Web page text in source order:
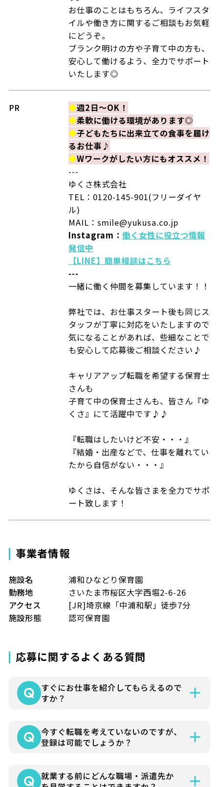
お仕事のことはもちろん、ライフスタ
イルや働き方に関するご相談もお気軽
にどうぞ。
ブランク明けの方や子育て中の方も、
安心して働けるよう、全力でサポート
いたします◎
PR ◆週2日～OK！
◆柔軟に働ける環境があります◎
◆子どもたちに出来立ての食事を届け
るお仕事♪
◆Wワークがしたい方にもオススメ！
---
ゆくさ株式会社
TEL：0120-145-901(フリーダイヤ
ル)
MAIL：smile@yukusa.co.jp
Instagram： 働く女性に役立つ情報
発信中
【LINE】簡単相談はこちら
---
一緒に働く仲間を募集しています！！
弊社では、お仕事スタート後も同じス
タッフが丁寧に対応をいたしますので
気になることがあれば、些細なことで
も安心して応募後ご相談ください♪
キャリアアップ転職を希望する保育士
さんも
子育て中の保育士さんも、皆さん『ゆ
くさ』にて活躍中です♪♪
『転職はしたいけど不安・・・』
『結婚・出産などで、仕事を離れてい
たから自信がない・・・』
ゆくさは、そんな皆さまを全力でサポ
ート致します！
事業者情報
施設名
浦和ひなどり保育園
勤務地
さいたま市桜区大字西堀2-6-26
アクセス
[JR]埼京線「中浦和駅」徒歩7分
施設形態
認可保育園
応募に関するよくある質問
すぐにお仕事を紹介してもらえるので
すか？
コーディネーターよりお仕事の詳細をお電
話やメールでお知らせいたします。
今すぐ転職を考えていないのですが、
登録は可能でしょうか？
ださい。
就業する前にどんな職場・派遣先か